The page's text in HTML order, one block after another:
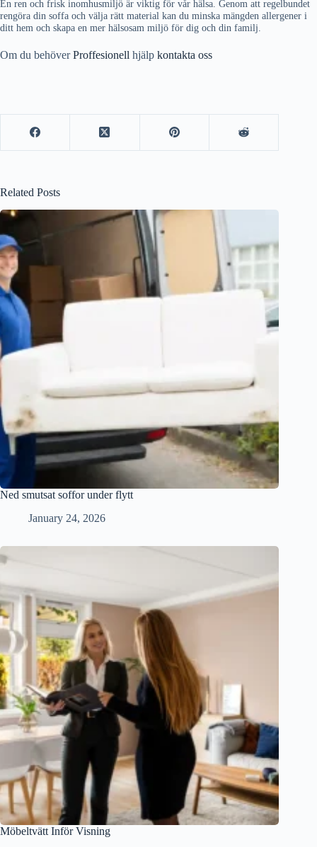
En ren och frisk inomhusmiljö är viktig för vår hälsa. Genom att regelbundet
rengöra din soffa och välja rätt material kan du minska mängden allergener i
ditt hem och skapa en mer hälsosam miljö för dig och din familj.
Om du behöverProffesionell hjälp kontakta oss
Related Posts
Ned smutsat soffor under flytt
January 24, 2026
Möbeltvätt Inför Visning